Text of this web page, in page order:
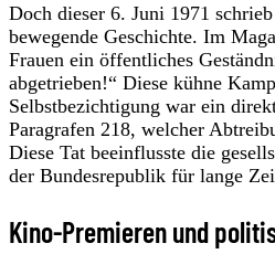
Doch dieser 6. Juni 1971
bewegende Geschichte. Im
Frauen ein öffentliches
abgetrieben!“ Diese kühne
Selbstbezichtigung war ein
Paragrafen 218, welcher
Diese Tat beeinflusste die
der Bundesrepublik für lange
Kino-Premieren und